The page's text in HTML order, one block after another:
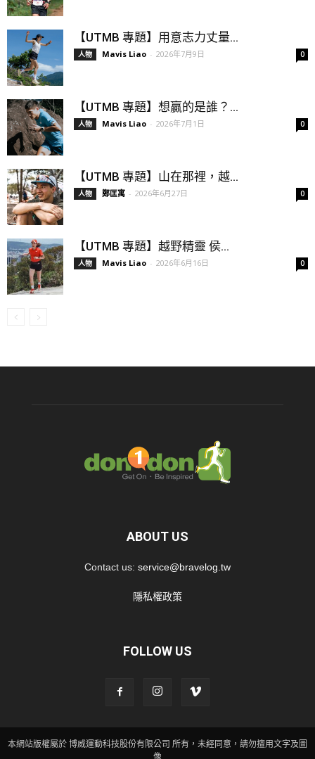
【UTMB 專題】用意志力丈量...
人物 Mavis Liao - 2026年7月9日 0
【UTMB 專題】想贏的是誰？...
人物 Mavis Liao - 2026年7月1日 0
【UTMB 專題】山在那裡，越...
人物 鄭匡寓 - 2026年6月27日 0
【UTMB 專題】越野精靈 侯...
人物 Mavis Liao - 2026年6月16日 0
ABOUT US
Contact us: service@bravelog.tw
隱私權政策
FOLLOW US
本網站版權屬於 博威運動科技股份有限公司 所有，未經同意，請勿擅用文字及圖
像